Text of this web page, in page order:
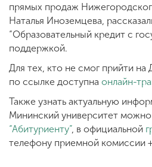
прямых продаж
Наталья Иноземцева,
“Образовательный кредит с
поддержкой.
Для тех, кто не смог прийти
по ссылке доступна онлайн-
Также узнать актуальную
Мининский университет можно
“Абитуриенту”, в официальной
телефону приемной комиссии